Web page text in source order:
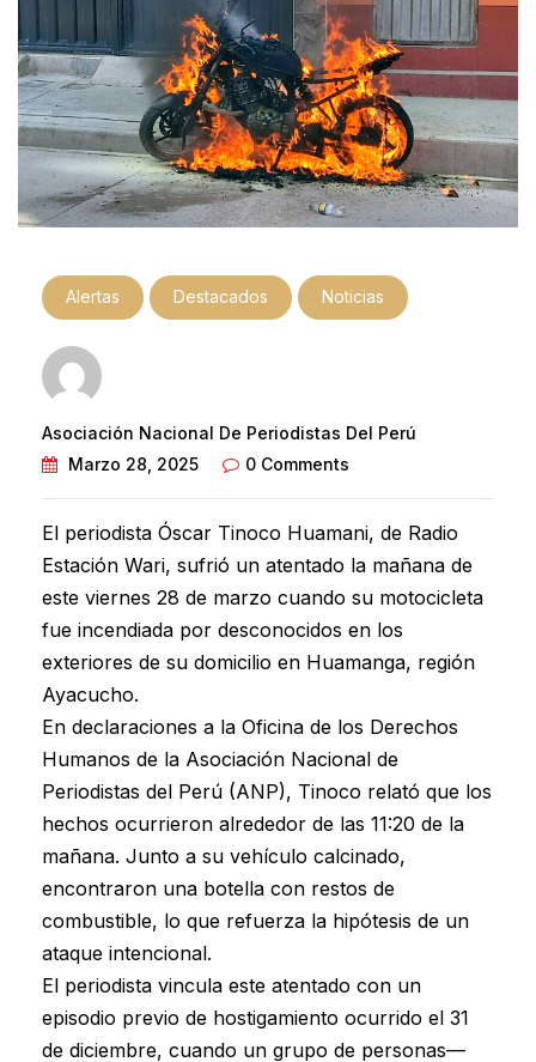
Alertas Destacados Noticias
Asociación Nacional De Periodistas Del Perú
Marzo 28, 2025
0 Comments
El periodista Óscar Tinoco Huamani, de Radio
Estación Wari, sufrió un atentado la mañana de
este viernes 28 de marzo cuando su motocicleta
fue incendiada por desconocidos en los
exteriores de su domicilio en Huamanga, región
Ayacucho.
En declaraciones a la Oficina de los Derechos
Humanos de la Asociación Nacional de
Periodistas del Perú (ANP), Tinoco relató que los
hechos ocurrieron alrededor de las 11:20 de la
mañana. Junto a su vehículo calcinado,
encontraron una botella con restos de
combustible, lo que refuerza la hipótesis de un
ataque intencional.
El periodista vincula este atentado con un
episodio previo de hostigamiento ocurrido el 31
de diciembre, cuando un grupo de personas—